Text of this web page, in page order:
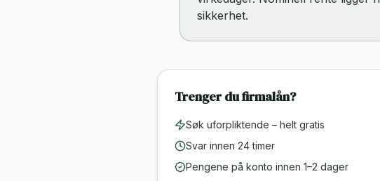
sikkerhet.
Trenger du firmalån?
Søk uforpliktende – helt gratis
Svar innen 24 timer
Pengene på konto innen 1–2 dager